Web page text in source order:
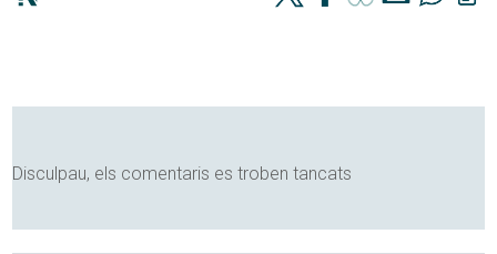
Disculpau, els comentaris es troben tancats